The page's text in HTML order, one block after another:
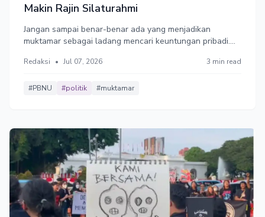
Makin Rajin Silaturahmi
Jangan sampai benar-benar ada yang menjadikan
muktamar sebagai ladang mencari keuntungan pribadi.
transaksi yang menggerus kehormatan organisasi.
Redaksi • Jul 07, 2026 3 min read
#PBNU #politik #muktamar